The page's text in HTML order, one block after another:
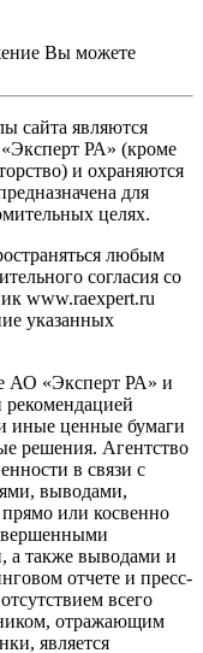
Вы можете
сайта являются
РА» (кроме
и охраняются
для
целях.
любым
согласия со
www.raexpert.ru
указанных
АО «Эксперт РА» и
рекомендацией
иные ценные бумаги
решения. Агентство
в связи с
выводами,
или косвенно
а также выводами и
отчете и пресс-
всего
отражающим
является